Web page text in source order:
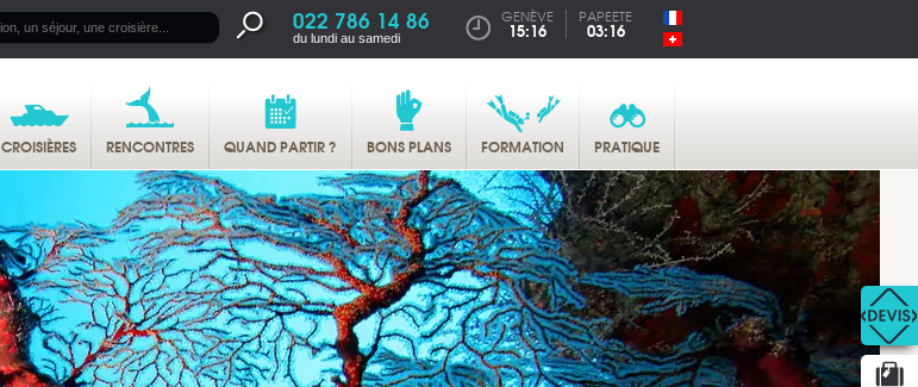
022 786 14 86
du lundi au samedi
GENÈVE
15:16
PAPEETE
03:16
CROISIÈRES RENCONTRES QUAND PARTIR ? BONS PLANS FORMATION PRATIQUE